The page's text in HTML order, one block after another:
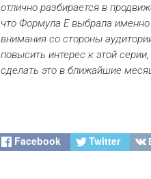
отлично разбирается в
что Формула Е выбрала
внимания со стороны
повысить интерес к этой
сделать это в ближайшие
Facebook Twitter